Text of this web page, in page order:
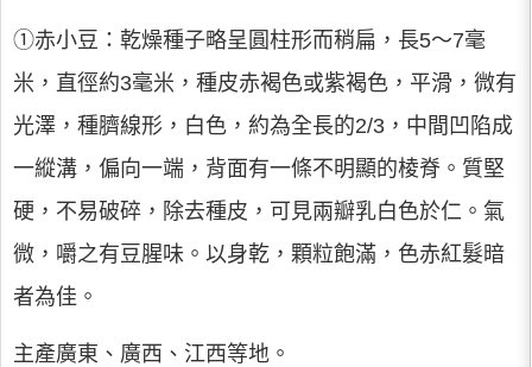
①赤小豆：乾燥種子略呈圓柱形而稍扁，長5～7毫
米，直徑約3毫米，種皮赤褐色或紫褐色，平滑，微有
光澤，種臍線形，白色，約為全長的2/3，中間凹陷成
一縱溝，偏向一端，背面有一條不明顯的棱脊。質堅
硬，不易破碎，除去種皮，可見兩瓣乳白色於仁。氣
微，嚼之有豆腥味。以身乾，顆粒飽滿，色赤紅髮暗
者為佳。
主產廣東、廣西、江西等地。